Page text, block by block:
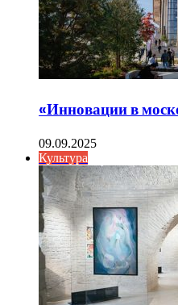
«Инновации в
09.09.2025
Культура